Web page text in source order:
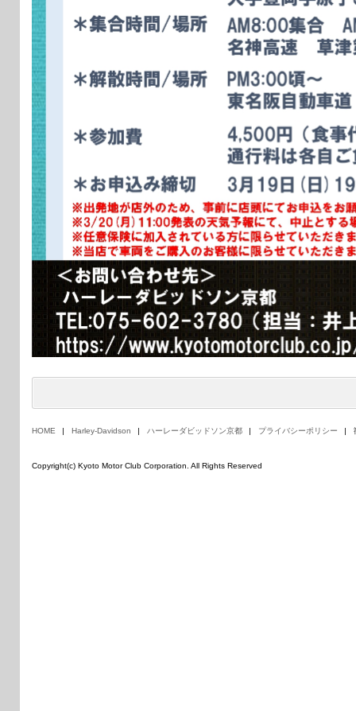
HOME Harley-Davidson ハーレーダビッドソン京都 プライバシーポリシー
Copyright(c) Kyoto Motor Club Corporation. All Rights Reserved